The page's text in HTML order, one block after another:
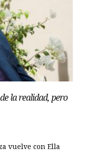
la realidad, pero
vuelve con Ella